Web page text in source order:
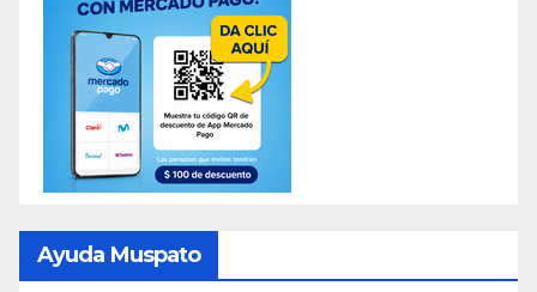
Ayuda Muspato